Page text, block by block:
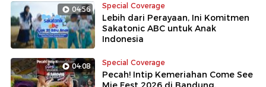
04:56 Special Coverage
Lebih dari Perayaan, Ini Komitmen
Sakatonic ABC untuk Anak
Indonesia
04:08 Special Coverage
Pecah! Intip Kemeriahan Come See